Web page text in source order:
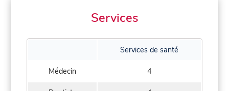
Services
Services de santé
Médecin 4